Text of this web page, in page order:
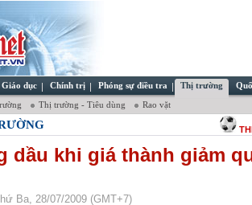
Giáo dục Chính trị Phóng sự điều tra Thị trường
Thị trường - Tiêu dùng Rao vặt
dầu khi giá thành giảm
Ba, 28/07/2009 (GMT+7)